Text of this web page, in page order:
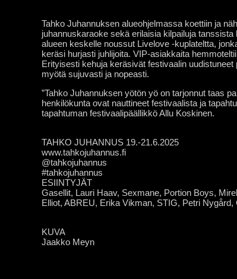
Tahko Juhannuksen alueohjelmassa koettiin ja
juhannuskaraoke sekä erilaisia kilpailuja
alueen keskelle noussut Livelove -kuplateltta,
keräsi hurjasti juhlijoita. VIP-asiakkaita
Erityisesti kehuja keräsivät festivaalin
myötä sujuvasti ja nopeasti.
”Tahko Juhannuksen yötön yö on tarjonnut taas
henkilökunta ovat nauttineet festivaalista ja
tapahtuman festivaalipäällikkö Allu Koskinen.
TAHKO JUHANNUS 19.-21.6.2025
www.tahkojuhannus.fi
@tahkojuhannus
#tahkojuhannus
ESIINTYJÄT
Gasellit, Lauri Haav, Sexmane, Portion Boys,
Elliot, ABREU, Erika Vikman, STIG, Petri
KUVA
Jaakko Meyn